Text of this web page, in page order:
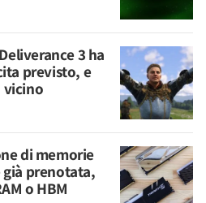
3 ha
previsto, e
vicino
di memorie
già prenotata,
o HBM